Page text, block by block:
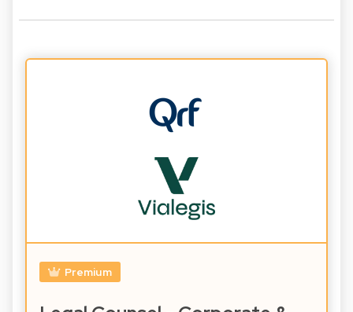
Premium